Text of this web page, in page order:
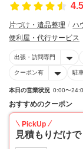
片づけ・遺品整理 ハ
便利屋・代行サービス
出張・訪問専門
クーポン有 駐
本日の営業状況 0:00〜
おすすめのクーポン
PickUp
見積もりだけ